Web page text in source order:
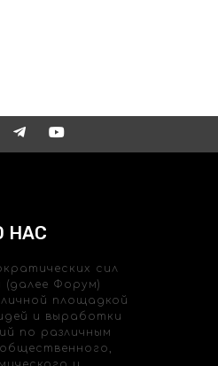
НАС
сил
(далее Форум)
площадкой
и выработки
по различным